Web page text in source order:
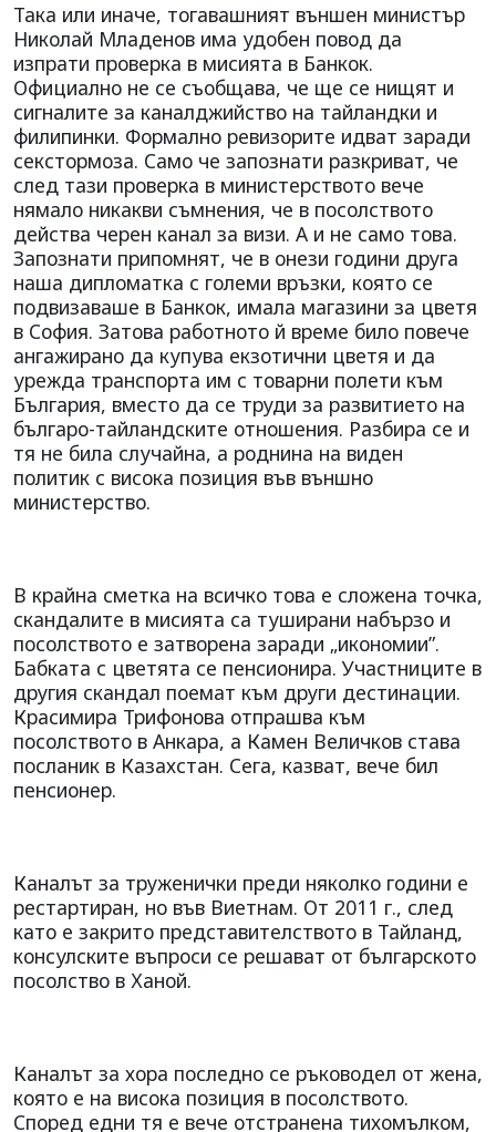
Така или иначе, тогавашният външен министър
Николай Младенов има удобен повод да
изпрати проверка в мисията в Банкок.
Официално не се съобщава, че ще се нищят и
сигналите за каналджийство на тайландки и
филипинки. Формално ревизорите идват заради
секстормоза. Само че запознати разкриват, че
след тази проверка в министерството вече
нямало никакви съмнения, че в посолството
действа черен канал за визи. А и не само това.
Запознати припомнят, че в онези години друга
наша дипломатка с големи връзки, която се
подвизаваше в Банкок, имала магазини за цветя
в София. Затова работното й време било повече
ангажирано да купува екзотични цветя и да
урежда транспорта им с товарни полети към
България, вместо да се труди за развитието на
българо-тайландските отношения. Разбира се и
тя не била случайна, а роднина на виден
политик с висока позиция във външно
министерство.
В крайна сметка на всичко това е сложена точка,
скандалите в мисията са туширани набързо и
посолството е затворена заради „икономии”.
Бабката с цветята се пенсионира. Участниците в
другия скандал поемат към други дестинации.
Красимира Трифонова отпрашва към
посолството в Анкара, а Камен Величков става
посланик в Казахстан. Сега, казват, вече бил
пенсионер.
Каналът за труженички преди няколко години е
рестартиран, но във Виетнам. От 2011 г., след
като е закрито представителството в Тайланд,
консулските въпроси се решават от българското
посолство в Ханой.
Каналът за хора последно се ръководел от жена,
която е на висока позиция в посолството.
Според едни тя е вече отстранена тихомълком,